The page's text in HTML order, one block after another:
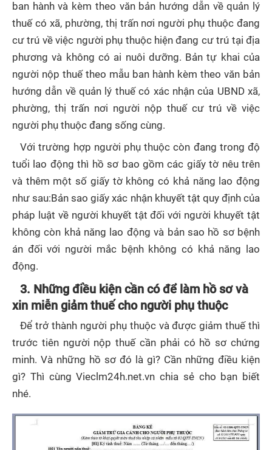
ban hành và kèm theo văn bản hướng dẫn về quản lý
thuế có xã, phường, thị trấn nơi người phụ thuộc đang
cư trú về việc người phụ thuộc hiện đang cư trú tại địa
phương và không có ai nuôi dưỡng. Bản tự khai của
người nộp thuế theo mẫu ban hành kèm theo văn bản
hướng dẫn về quản lý thuế có xác nhận của UBND xã,
phường, thị trấn nơi người nộp thuế cư trú về việc
người phụ thuộc đang sống cùng.
Với trường hợp người phụ thuộc còn đang trong độ
tuổi lao động thì hồ sơ bao gồm các giấy tờ nêu trên
và thêm một số giấy tờ không có khả năng lao động
như sau:Bản sao giấy xác nhận khuyết tật quy định của
pháp luật về người khuyết tật đối với người khuyết tật
không còn khả năng lao động và bản sao hồ sơ bệnh
án đối với người mắc bệnh không có khả năng lao
động.
3. Những điều kiện cần có để làm hồ sơ và
xin miễn giảm thuế cho người phụ thuộc
Để trở thành người phụ thuộc và được giảm thuế thì
trước tiên người nộp thuế cần phải có hồ sơ chứng
minh. Và những hồ sơ đó là gì? Cần những điều kiện
gì? Thì cùng Vieclm24h.net.vn chia sẻ cho bạn biết
nhé.